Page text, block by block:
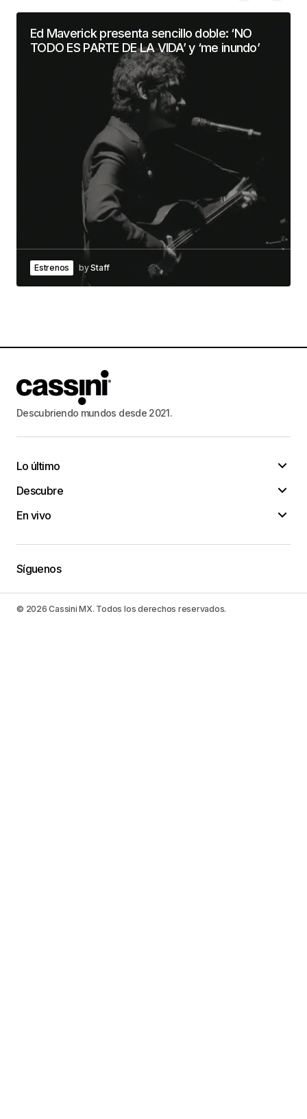
Ed Maverick presenta sencillo doble: ‘NO
TODO ES PARTE DE LA VIDA’ y ‘me inundo’
Estrenos byStaff
Descubriendo mundos desde 2021.
Lo último
Descubre
En vivo
Síguenos
© 2026 Cassini MX. Todos los derechos reservados.